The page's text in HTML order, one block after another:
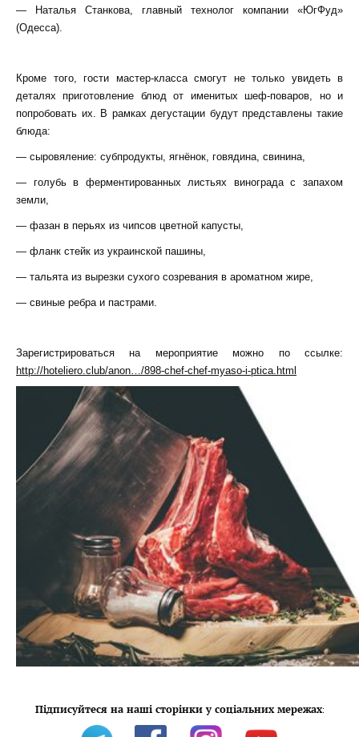
— Наталья Станкова, главный технолог компании «ЮгФуд»
(Одесса).
Кроме того, гости мастер-класса смогут не только увидеть в
деталях приготовление блюд от именитых шеф-поваров, но и
попробовать их. В рамках дегустации будут представлены такие
блюда:
— сыровяление: субпродукты, ягнёнок, говядина, свинина,
— голубь в ферментированных листьях винограда с запахом
земли,
— фазан в перьях из чипсов цветной капусты,
— фланк стейк из украинской пашины,
— тальята из вырезки сухого созревания в ароматном жире,
— свиные ребра и пастрами.
Зарегистрироваться на мероприятие можно по ссылке:
http://hoteliero.club/anon…/898-chef-chef-myaso-i-ptica.html
Підписуйтеся на наші сторінки у соціальних мережах: